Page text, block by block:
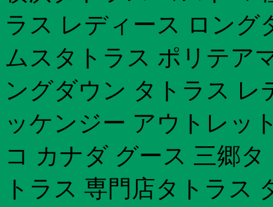
ラス レディース ロング
ムスタトラス ポリテア
ングダウン タトラス
ッケンジー アウトレッ
コ カナダ グース 三郷
トラス 専門店タトラス